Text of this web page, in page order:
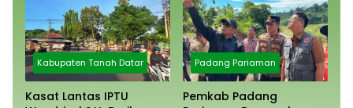
Kabupaten Tanah Datar
Kasat Lantas IPTU
Padang Pariaman
Pemkab Padang